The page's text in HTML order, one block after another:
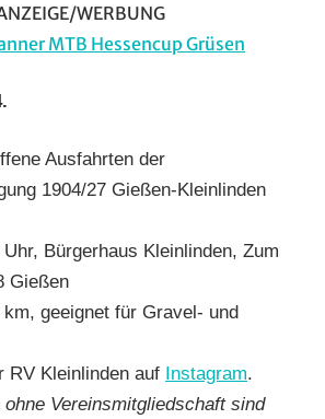
WERBUNG
Ausfahrten der
1904/27 Gießen-Kleinlinden
Bürgerhaus Kleinlinden, Zum
Gießen
geeignet für Gravel- und
RV Kleinlinden auf Instagram.
Vereinsmitgliedschaft sind